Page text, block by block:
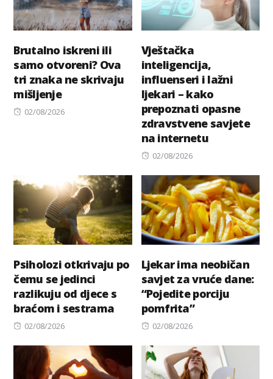
Brutalno iskreni ili
samo otvoreni? Ova
tri znaka ne skrivaju
mišljenje
Posted
02/08/2026
Vještačka
inteligencija,
influenseri i lažni
ljekari – kako
prepoznati opasne
zdravstvene savjete
na internetu
Posted
02/08/2026
Psiholozi otkrivaju po
čemu se jedinci
razlikuju od djece s
braćom i sestrama
Posted
02/08/2026
Ljekar ima neobičan
savjet za vruće dane:
“Pojedite porciju
pomfrita”
Posted
02/08/2026